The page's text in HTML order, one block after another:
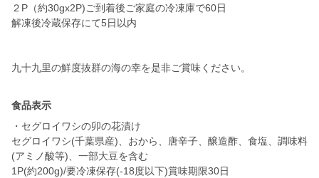
２P（約30gx2P)ご到着後ご家庭の冷凍庫で60日
解凍後冷蔵保存にて5日以内
食品表示
・セグロイワシの卯の花漬け
セグロイワシ(千葉県産)、おから、唐辛子、醸造酢、食塩、調味料
(アミノ酸等)、一部大豆を含む
1P(約200g)/要冷凍保存(-18度以下)賞味期限30日